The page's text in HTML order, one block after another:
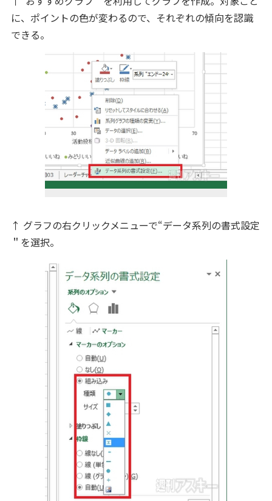
に、ポイントの色が変わるので、それぞれの傾向を認識
できる。
↑ グラフの右クリックメニューで“データ系列の書式設定
＂を選択。